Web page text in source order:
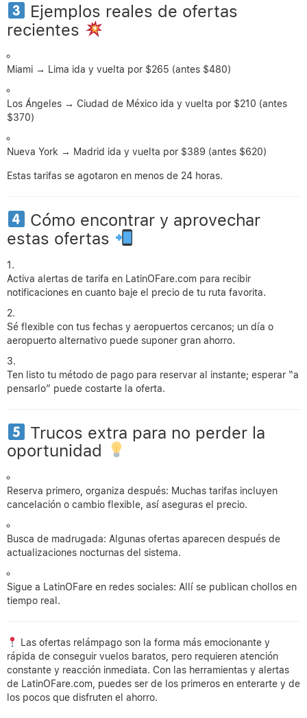
Ejemplos reales de ofertas
recientes
Miami → Lima ida y vuelta por $265 (antes $480)
Los Ángeles → Ciudad de México ida y vuelta por $210 (antes
$370)
Nueva York → Madrid ida y vuelta por $389 (antes $620)
Estas tarifas se agotaron en menos de 24 horas.
Cómo encontrar y aprovechar
estas ofertas
Activa alertas de tarifa en LatinOFare.com para recibir
notificaciones en cuanto baje el precio de tu ruta favorita.
Sé flexible con tus fechas y aeropuertos cercanos; un día o
aeropuerto alternativo puede suponer gran ahorro.
Ten listo tu método de pago para reservar al instante; esperar “a
pensarlo” puede costarte la oferta.
Trucos extra para no perder la
oportunidad
Reserva primero, organiza después: Muchas tarifas incluyen
cancelación o cambio flexible, así aseguras el precio.
Busca de madrugada: Algunas ofertas aparecen después de
actualizaciones nocturnas del sistema.
Sigue a LatinOFare en redes sociales: Allí se publican chollos en
tiempo real.
Las ofertas relámpago son la forma más emocionante y
rápida de conseguir vuelos baratos, pero requieren atención
constante y reacción inmediata. Con las herramientas y alertas
de LatinOFare.com, puedes ser de los primeros en enterarte y de
los pocos que disfruten el ahorro.